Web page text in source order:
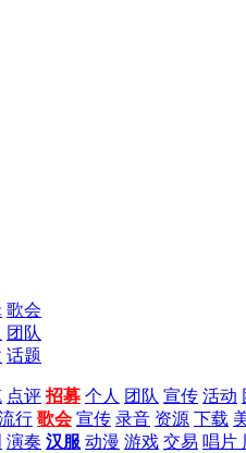
歌会
团队
话题
点评 招募 个人 团队 宣传 活动
行 歌会 宣传 录音 资源 下载
演奏 汉服 动漫 游戏 交易 唱片